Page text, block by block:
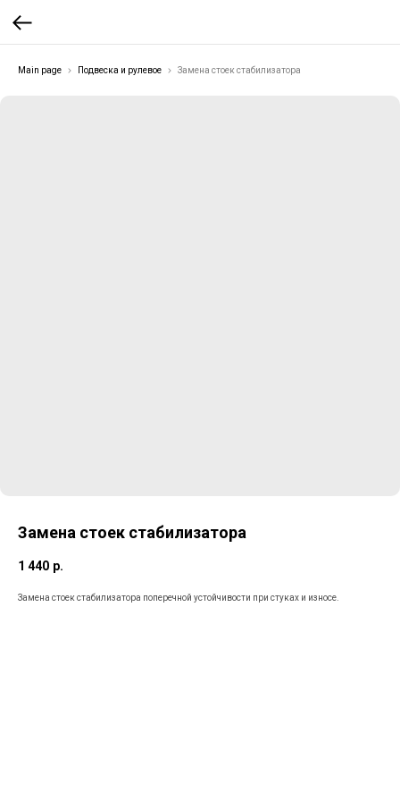
Main page Подвеска и рулевое Замена стоек стабилизатора
Замена стоек стабилизатора
1 440 р.
Замена стоек стабилизатора поперечной устойчивости при стуках и износе.